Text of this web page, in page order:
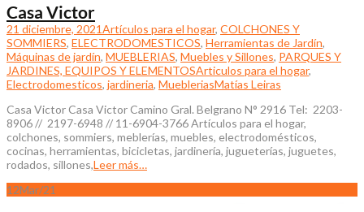
Casa Victor
21 diciembre, 2021Artículos para el hogar, COLCHONES Y
SOMMIERS, ELECTRODOMESTICOS, Herramientas de Jardín,
Máquinas de jardín, MUEBLERIAS, Muebles y Sillones, PARQUES Y
JARDINES, EQUIPOS Y ELEMENTOSArticulos para el hogar,
Electrodomesticos, jardineria, MuebleriasMatías Leiras
Casa Victor Casa Victor Camino Gral. Belgrano N° 2916 Tel: 2203-
8906 // 2197-6948 // 11-6904-3766 Artículos para el hogar,
colchones, sommiers, meblerías, muebles, electrodomésticos,
cocinas, herramientas, bicicletas, jardinería, jugueterías, juguetes,
rodados, sillones,Leer más…
12Mar/21